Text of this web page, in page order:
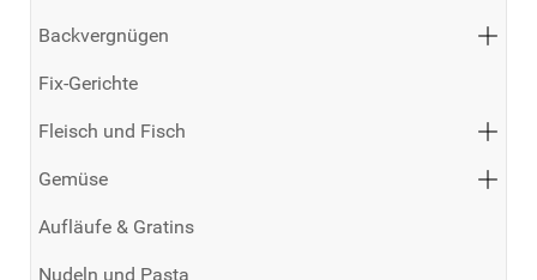
Backvergnügen
Fix-Gerichte
Fleisch und Fisch
Gemüse
Aufläufe & Gratins
Nudeln und Pasta